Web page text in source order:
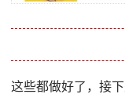
这些都做好了，接